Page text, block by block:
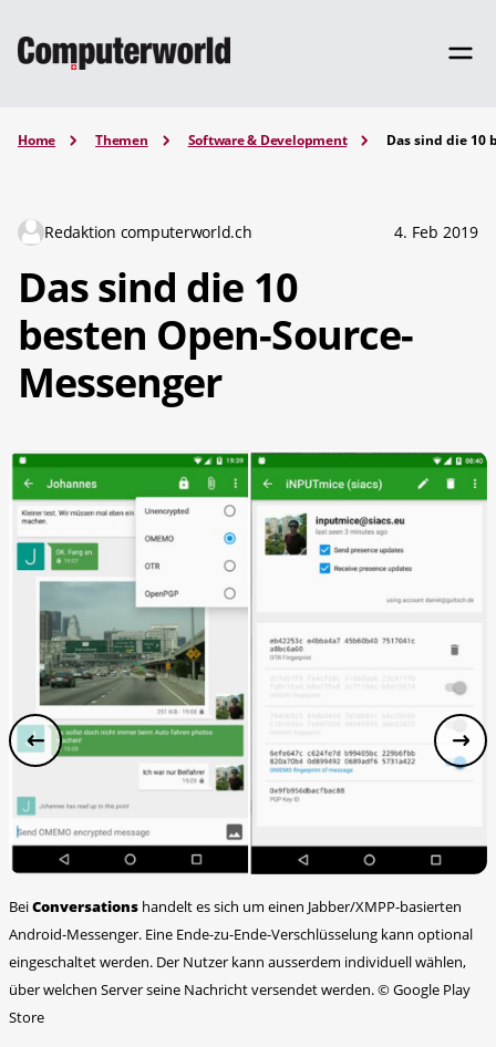
Home Themen Software & Development Das sind die 10
Redaktion computerworld.ch 4. Feb 2019
Das sind die 10
besten Open-Source-
Messenger
BeiConversations handelt es sich um einen Jabber/XMPP-basierten
Android-Messenger. Eine Ende-zu-Ende-Verschlüsselung kann optional
eingeschaltet werden. Der Nutzer kann ausserdem individuell wählen,
über welchen Server seine Nachricht versendet werden.©Google Play
Store